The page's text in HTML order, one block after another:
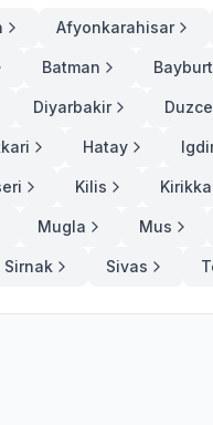
Afyonkarahisar
Batman Bayburt
Diyarbakir Duzce
Hatay
Kilis
Mugla Mus
Sirnak Sivas